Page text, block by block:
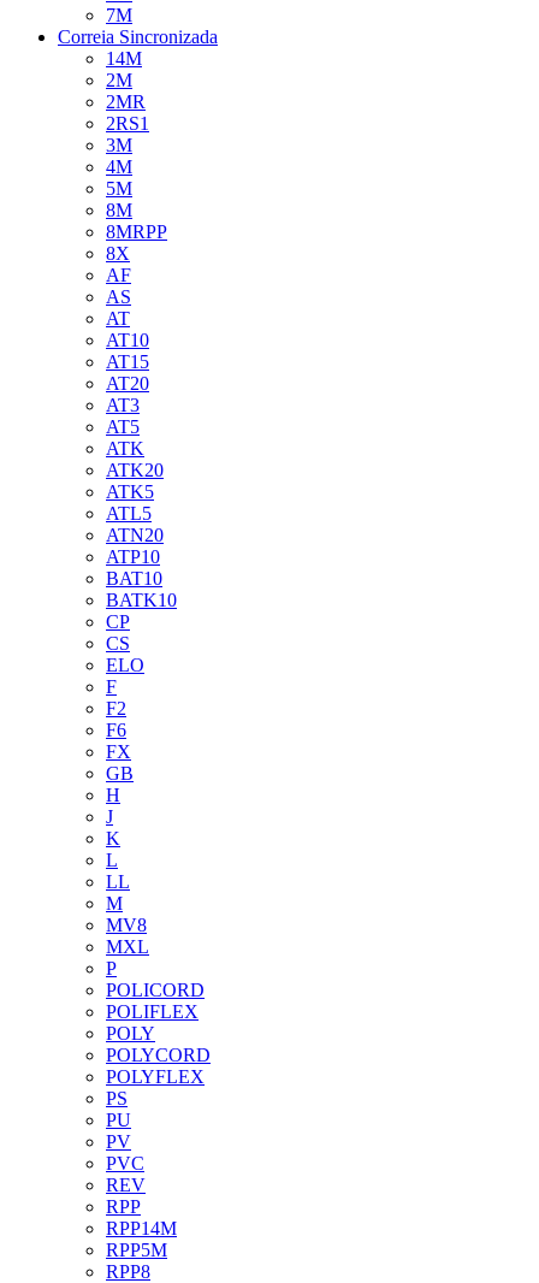
7M
Correia Sincronizada
14M
2M
2MR
2RS1
3M
4M
5M
8M
8MRPP
8X
AF
AS
AT
AT10
AT15
AT20
AT3
AT5
ATK
ATK20
ATK5
ATL5
ATN20
ATP10
BAT10
BATK10
CP
CS
ELO
F
F2
F6
FX
GB
H
J
K
L
LL
M
MV8
MXL
P
POLICORD
POLIFLEX
POLY
POLYCORD
POLYFLEX
PS
PU
PV
PVC
REV
RPP
RPP14M
RPP5M
RPP8